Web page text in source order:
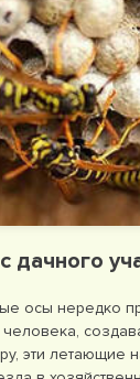
дачного
осы нередко
эти летающие